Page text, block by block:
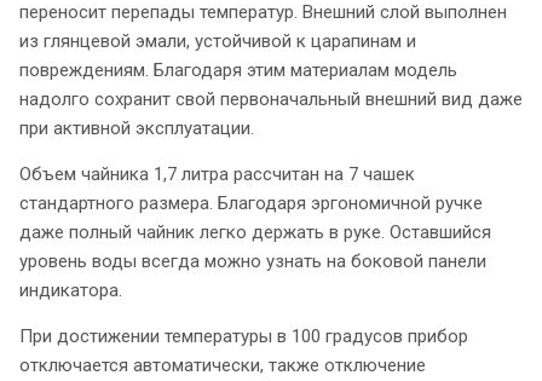
переносит перепады температур. Внешний слой выполнен
из глянцевой эмали, устойчивой к царапинам и
повреждениям. Благодаря этим материалам модель
надолго сохранит свой первоначальный внешний вид даже
при активной эксплуатации.
Объем чайника 1,7 литра рассчитан на 7 чашек
стандартного размера. Благодаря эргономичной ручке
даже полный чайник легко держать в руке. Оставшийся
уровень воды всегда можно узнать на боковой панели
индикатора.
При достижении температуры в 100 градусов прибор
отключается автоматически, также отключение